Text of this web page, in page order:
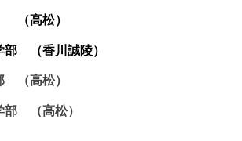
高松）
（香川誠陵）
（高松）
（高松）